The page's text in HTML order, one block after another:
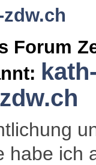
Forum
habe ich